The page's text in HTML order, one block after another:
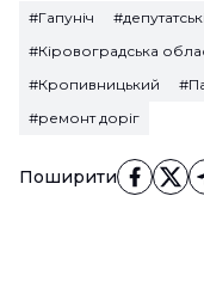
Поширити
#Гапуніч
#Кіровоградська
#Кропивницький
#ремонт доріг